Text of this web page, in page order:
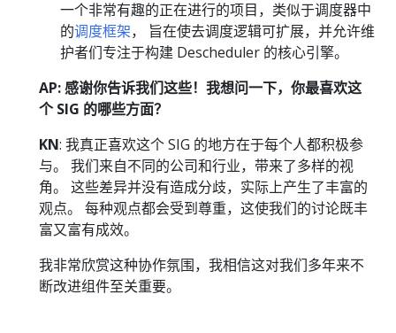
一个非常有趣的正在进行的项目，类似于调度器中
的调度框架， 旨在使去调度逻辑可扩展，并允许维
护者们专注于构建 Descheduler 的核心引擎。
AP: 感谢你告诉我们这些！我想问一下，你最喜欢这
个 SIG 的哪些方面？
KN: 我真正喜欢这个 SIG 的地方在于每个人都积极参
与。 我们来自不同的公司和行业，带来了多样的视
角。 这些差异并没有造成分歧，实际上产生了丰富的
观点。 每种观点都会受到尊重，这使我们的讨论既丰
富又富有成效。
我非常欣赏这种协作氛围，我相信这对我们多年来不
断改进组件至关重要。